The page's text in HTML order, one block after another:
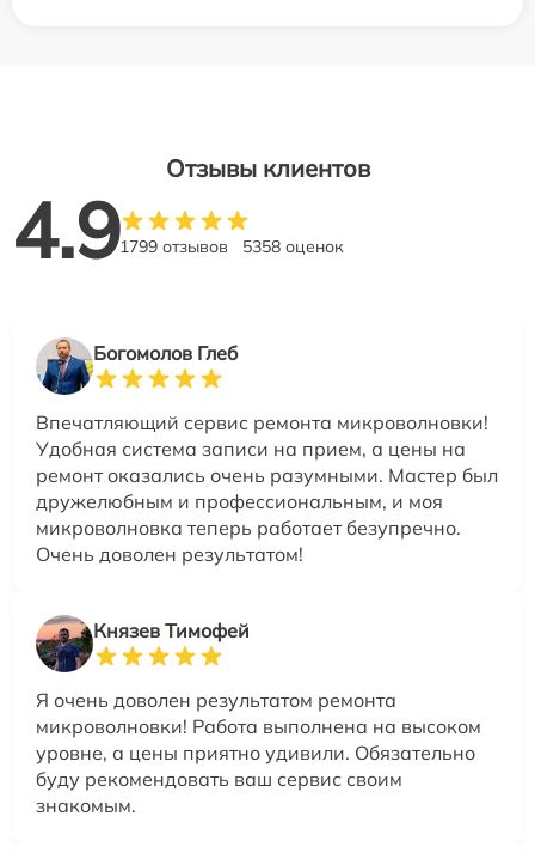
Отзывы клиентов
4.91799 отзывов 5358 оценок
Богомолов Глеб
Впечатляющий сервис ремонта микроволновки!
Удобная система записи на прием, а цены на
ремонт оказались очень разумными. Мастер был
дружелюбным и профессиональным, и моя
микроволновка теперь работает безупречно.
Очень доволен результатом!
Князев Тимофей
Я очень доволен результатом ремонта
микроволновки! Работа выполнена на высоком
уровне, а цены приятно удивили. Обязательно
буду рекомендовать ваш сервис своим
знакомым.